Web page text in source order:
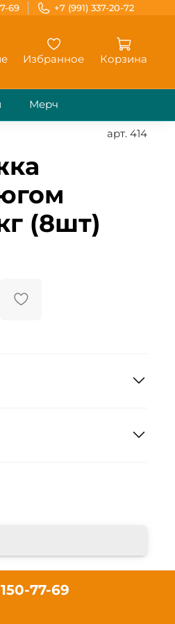
69 +7 (991) 337-20-72
Избранное Корзина
Мерч
арт. 414
(8шт)
77-69